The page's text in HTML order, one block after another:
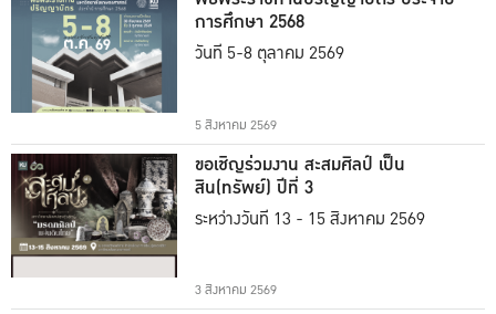
การศึกษา 2568
วันที่ 5-8 ตุลาคม 2569
5 สิงหาคม 2569
ขอเชิญร่วมงาน สะสมศิลป์ เป็น
สิน(ทรัพย์) ปีที่ 3
ระหว่างวันที่ 13 - 15 สิงหาคม 2569
3 สิงหาคม 2569